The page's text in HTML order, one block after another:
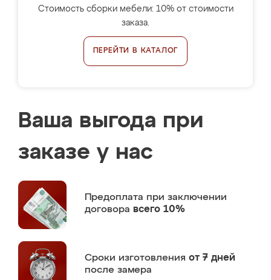
Стоимость сборки мебели: 10% от стоимости
заказа.
ПЕРЕЙТИ В КАТАЛОГ
Ваша выгода при
заказе у нас
Предоплата при заключении
договора всего 10%
Сроки изготовления от 7 дней
после замера